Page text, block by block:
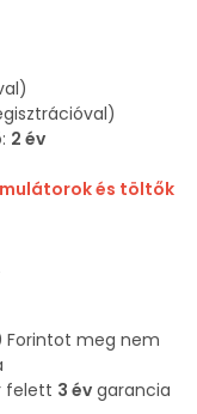
2 év
és töltők
Forintot meg nem
felett 3 év garancia